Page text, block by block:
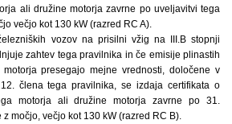
ali družine motorja zavrne po uveljavitvi tega
večjo kot 130 kW (razred RC A).
vozov na prisilni vžig na III.B stopnji
zahtev tega pravilnika in če emisije plinastih
presegajo mejne vrednosti, določene v
člena tega pravilnika, se izdaja certifikata o
motorja ali družine motorja zavrne po 31.
močjo, večjo kot 130 kW (razred RC B).